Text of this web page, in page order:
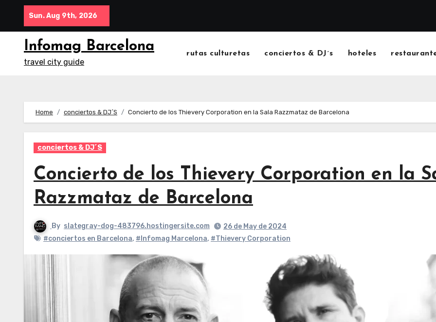
content
Sun. Aug 9th, 2026
Infomag Barcelona
travel city guide
rutas culturetas conciertos & DJ´s hoteles
Home conciertos & DJ´S Concierto de los Thievery Corporation en la Sala Razzmataz de Barcelona
conciertos & DJ´S
Concierto de los Thievery Corporation en la
Razzmataz de Barcelona
By slategray-dog-483796.hostingersite.com
26 de May de 2024
#conciertos en Barcelona, #Infomag Marcelona, #Thievery Corporation